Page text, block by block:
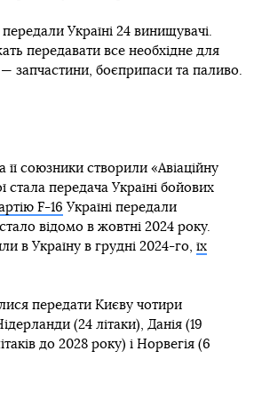
Україні 24 винищувачі.
передавати все необхідне для
запчастини, боєприпаси та паливо.
її союзники створили «Авіаційну
стала передача Україні бойових
F-16 Україні передали
відомо в жовтні 2024 року.
в Україну в грудні 2024-го, їх
передати Києву чотири
(24 літаки), Данія (19
до 2028 року) і Норвегія (6